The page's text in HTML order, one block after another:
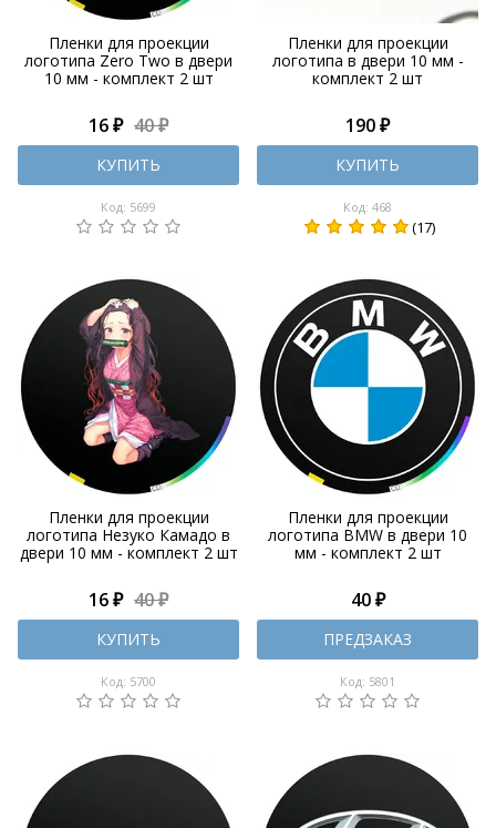
Пленки для проекции
логотипа Zero Two в двери
10 мм - комплект 2 шт
16 ₽ 40 ₽
КУПИТЬ
Код: 5699
Пленки для проекции
логотипа в двери 10 мм -
комплект 2 шт
190 ₽
КУПИТЬ
Код: 468
(17)
Пленки для проекции
логотипа Незуко Камадо в
двери 10 мм - комплект 2 шт
16 ₽ 40 ₽
КУПИТЬ
Код: 5700
Пленки для проекции
логотипа BMW в двери 10
мм - комплект 2 шт
40 ₽
ПРЕДЗАКАЗ
Код: 5801